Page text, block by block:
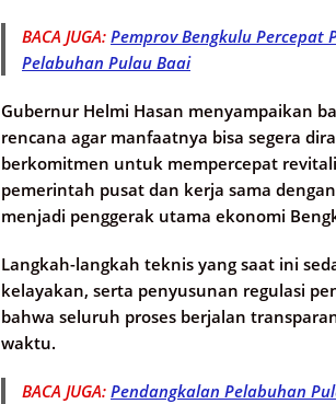
BACA JUGA: Pemprov Bengkulu Percepat
Pelabuhan Pulau Baai
Gubernur Helmi Hasan menyampaikan
rencana agar manfaatnya bisa segera
berkomitmen untuk mempercepat
pemerintah pusat dan kerja sama
menjadi penggerak utama ekonomi
Langkah-langkah teknis yang saat ini
kelayakan, serta penyusunan regulasi
bahwa seluruh proses berjalan
waktu.
BACA JUGA: Pendangkalan Pelabuhan